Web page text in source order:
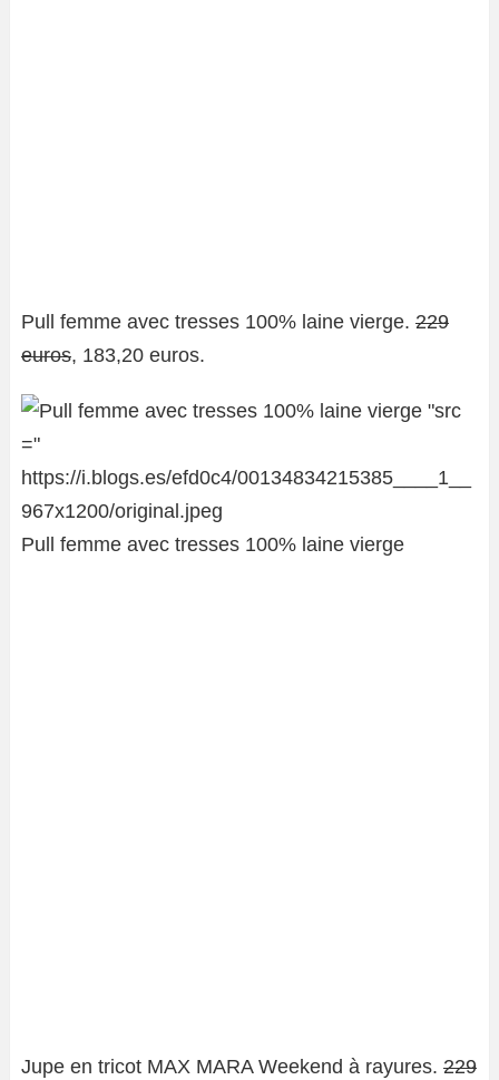
Pull femme avec tresses 100% laine vierge. 229
euros, 183,20 euros.
Pull femme avec tresses 100% laine vierge
Jupe en tricot MAX MARA Weekend à rayures. 229